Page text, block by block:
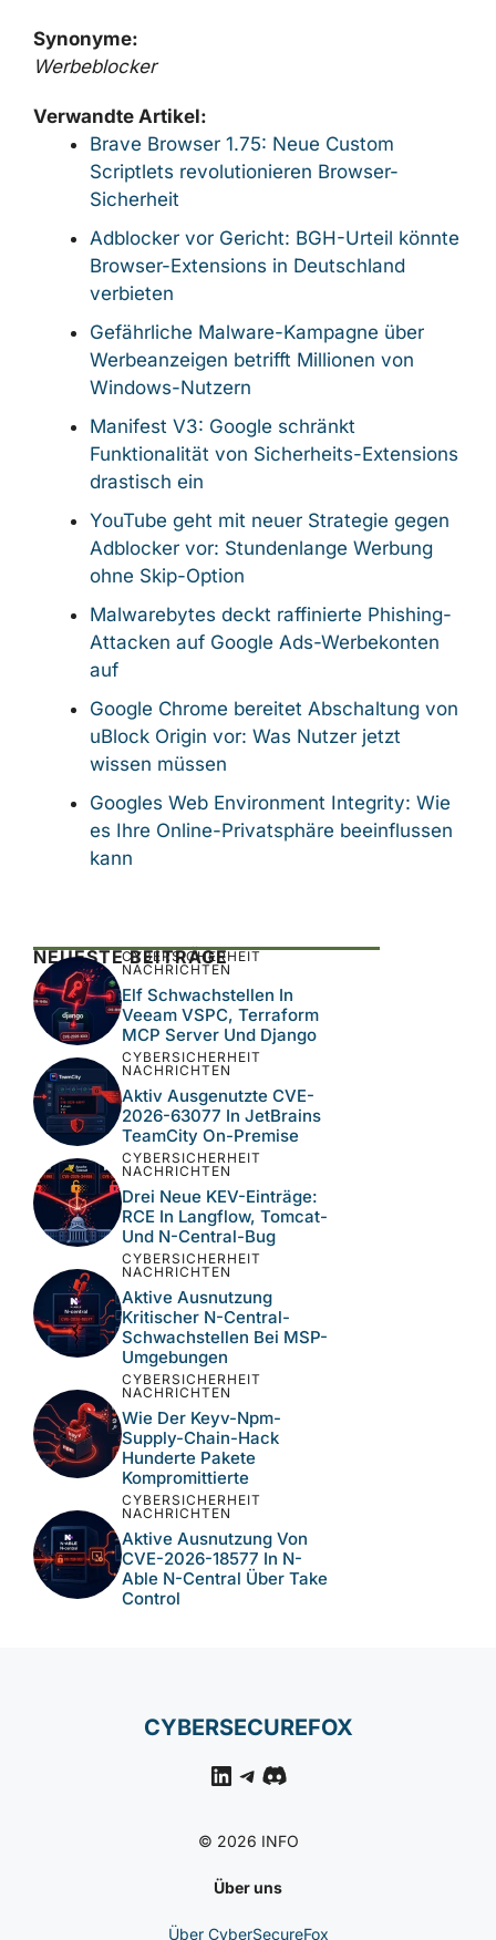
Synonyme:
Werbeblocker
Verwandte Artikel:
Brave Browser 1.75: Neue Custom
Scriptlets revolutionieren Browser-
Sicherheit
Adblocker vor Gericht: BGH-Urteil könnte
Browser-Extensions in Deutschland
verbieten
Gefährliche Malware-Kampagne über
Werbeanzeigen betrifft Millionen von
Windows-Nutzern
Manifest V3: Google schränkt
Funktionalität von Sicherheits-Extensions
drastisch ein
YouTube geht mit neuer Strategie gegen
Adblocker vor: Stundenlange Werbung
ohne Skip-Option
Malwarebytes deckt raffinierte Phishing-
Attacken auf Google Ads-Werbekonten
auf
Google Chrome bereitet Abschaltung von
uBlock Origin vor: Was Nutzer jetzt
wissen müssen
Googles Web Environment Integrity: Wie
es Ihre Online-Privatsphäre beeinflussen
kann
NEUESTE BEITRÄGE
CYBERSICHERHEIT
NACHRICHTEN
Elf Schwachstellen In
Veeam VSPC, Terraform
MCP Server Und Django
CYBERSICHERHEIT
NACHRICHTEN
Aktiv Ausgenutzte CVE-
2026-63077 In JetBrains
TeamCity On-Premise
CYBERSICHERHEIT
NACHRICHTEN
Drei Neue KEV-Einträge:
RCE In Langflow, Tomcat-
Und N-Central-Bug
CYBERSICHERHEIT
NACHRICHTEN
Aktive Ausnutzung
Kritischer N-Central-
Schwachstellen Bei MSP-
Umgebungen
CYBERSICHERHEIT
NACHRICHTEN
Wie Der Keyv-Npm-
Supply-Chain-Hack
Hunderte Pakete
Kompromittierte
CYBERSICHERHEIT
NACHRICHTEN
Aktive Ausnutzung Von
CVE-2026-18577 In N-
Able N-Central Über Take
Control
CYBERSECUREFOX
LinkedIn
Telegram
Discord
© 2026 INFO
Über uns
Über CyberSecureFox